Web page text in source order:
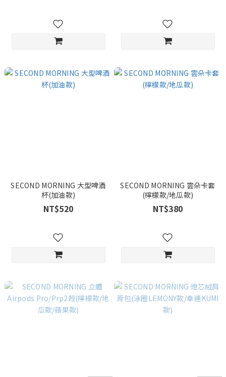
SECOND MORNING 大型啤酒
杯(加油款)
NT$520
SECOND MORNING 雲朵卡套
(檸檬款/地瓜款)
NT$380